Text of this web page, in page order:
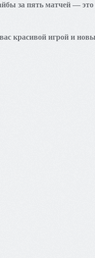
за пять матчей —
красивой игрой и